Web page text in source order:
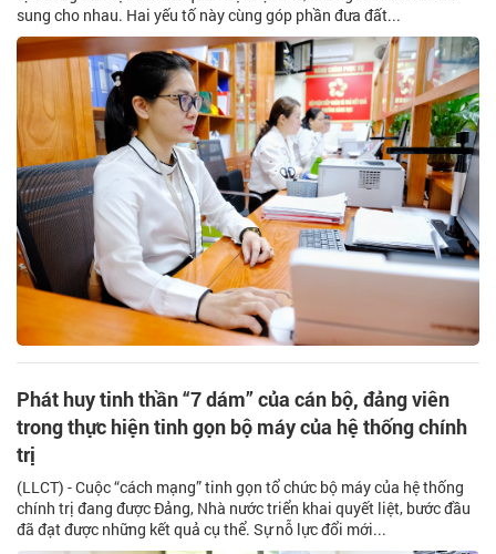
sung cho nhau. Hai yếu tố này cùng góp phần đưa đất...
Phát huy tinh thần “7 dám” của cán bộ, đảng viên
trong thực hiện tinh gọn bộ máy của hệ thống chính
trị
(LLCT) - Cuộc “cách mạng” tinh gọn tổ chức bộ máy của hệ thống
chính trị đang được Đảng, Nhà nước triển khai quyết liệt, bước đầu
đã đạt được những kết quả cụ thể. Sự nỗ lực đổi mới...